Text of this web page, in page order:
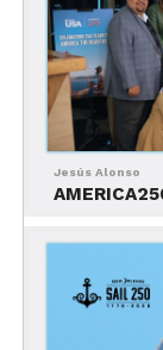
Lee nuestra
Jesús Alonso